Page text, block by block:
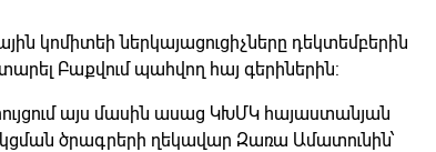
կոմիտեի ներկայացուցիչները դեկտեմբերին
Բաքվում պահվող հայ գերիներին:
այս մասին ասաց ԿԽՄԿ հայաստանյան
ծրագրերի ղեկավար Զառա Ամատունին՝